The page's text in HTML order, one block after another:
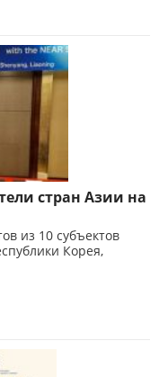
стран Азии на
из 10 субъектов
Корея,